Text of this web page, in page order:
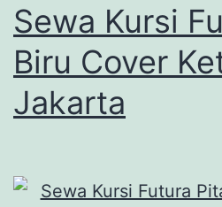
Sewa Kursi
Biru Cover
Jakarta